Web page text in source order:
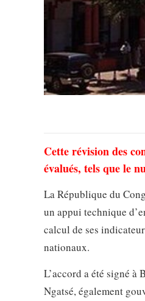
Cette révision des
évalués, tels que le
La République du
un appui technique
calcul de ses
nationaux.
L’accord a été signé
Ngatsé, également